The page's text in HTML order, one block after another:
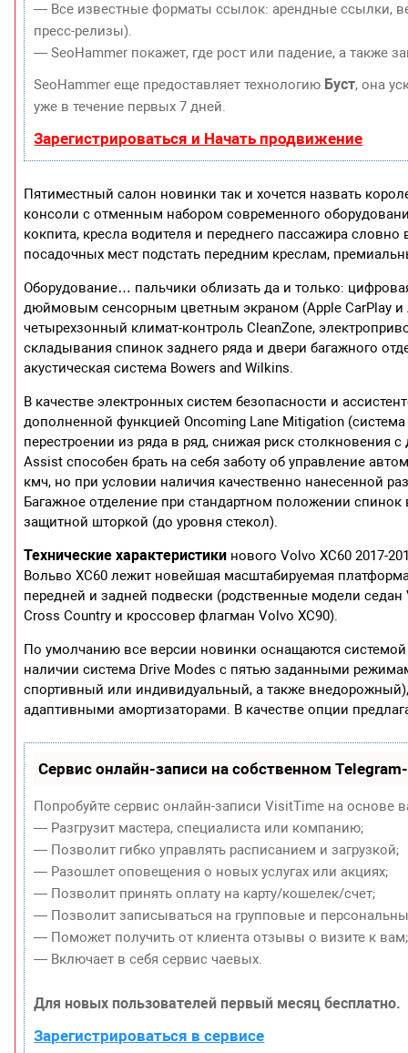
— Все известные форматы ссылок: арендные ссылки,
пресс-релизы).
— SeoHammer покажет, где рост или падение, а также
SeoHammer еще предоставляет технологию Буст, она
уже в течение первых 7 дней.
Зарегистрироваться и Начать продвижение
Пятиместный салон новинки так и хочется назвать
консоли с отменным набором современного
кокпита, кресла водителя и переднего пассажира
посадочных мест подстать передним креслам,
Оборудование… пальчики облизать да и только:
дюймовым сенсорным цветным экраном (Apple CarPlay и
четырехзонный климат-контроль CleanZone,
складывания спинок заднего ряда и двери багажного
акустическая система Bowers and Wilkins.
В качестве электронных систем безопасности и
дополненной функцией Oncoming Lane Mitigation
перестроении из ряда в ряд, снижая риск столкновения
Assist способен брать на себя заботу об управление
кмч, но при условии наличия качественно нанесенной
Багажное отделение при стандартном положении
защитной шторкой (до уровня стекол).
Технические характеристики нового Volvo XC60 2017-
Вольво ХС60 лежит новейшая масштабируемая
передней и задней подвески (родственные модели
Cross Country и кроссовер флагман Volvo XC90).
По умолчанию все версии новинки оснащаются
наличии система Drive Modes с пятью заданными
спортивный или индивидуальный, а также
адаптивными амортизаторами. В качестве опции
Сервис онлайн-записи на собственном
Попробуйте сервис онлайн-записи VisitTime на основе
— Разгрузит мастера, специалиста или компанию;
— Позволит гибко управлять расписанием и загрузкой;
— Разошлет оповещения о новых услугах или акциях;
— Позволит принять оплату на карту/кошелек/счет;
— Позволит записываться на групповые и
— Поможет получить от клиента отзывы о визите к вам;
— Включает в себя сервис чаевых.
Для новых пользователей первый месяц бесплатно.
Зарегистрироваться в сервисе